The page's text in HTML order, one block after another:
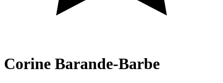
Corine Barande-Barbe